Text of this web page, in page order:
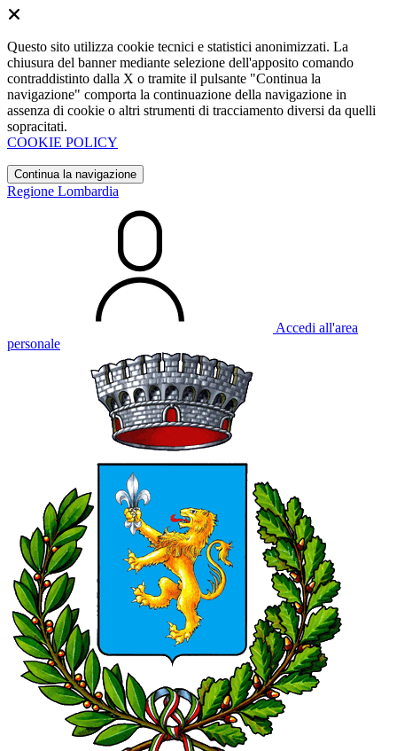
Questo sito utilizza cookie tecnici e statistici anonimizzati. La
chiusura del banner mediante selezione dell'apposito comando
contraddistinto dalla X o tramite il pulsante "Continua la
navigazione" comporta la continuazione della navigazione in
assenza di cookie o altri strumenti di tracciamento diversi da quelli
sopracitati.
COOKIE POLICY
Continua la navigazione
Regione Lombardia
Accedi all'area
personale